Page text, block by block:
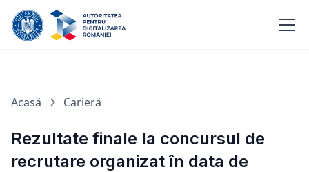
Acasă Carieră
Rezultate finale la concursul de
recrutare organizat în data de